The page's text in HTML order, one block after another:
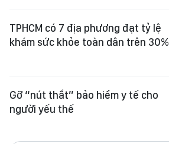
TPHCM có 7 địa phương đạt tỷ lệ
khám sức khỏe toàn dân trên 30%
Gỡ “nút thắt” bảo hiểm y tế cho
người yếu thế